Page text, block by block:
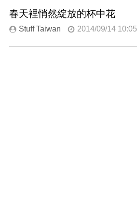
春天裡悄然綻放的杯中花
Stuff Taiwan 2014/09/14 10:05